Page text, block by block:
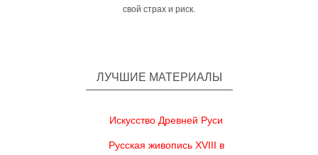
свой страх и риск.
ЛУЧШИЕ МАТЕРИАЛЫ
Искусство Древней Руси
Русская живопись XVIII в